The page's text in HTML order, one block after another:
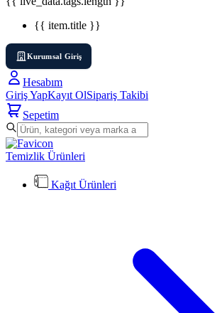
{{ item.title }}
Kurumsal Giriş
Hesabım
Giriş YapKayıt OlSipariş Takibi
Sepetim
Temizlik Ürünleri
Kağıt Ürünleri